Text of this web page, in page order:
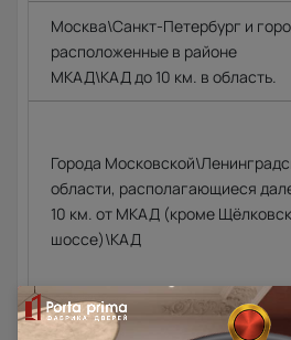
Москва\Санкт-Петербург и
расположенные в районе
МКАД\КАД до 10 км. в область.
Города
области, располагающиеся
10 км. от МКАД (кроме
шоссе)\КАД